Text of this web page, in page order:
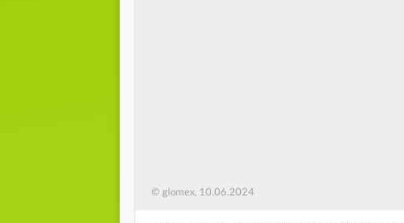
© glomex, 10.06.2024